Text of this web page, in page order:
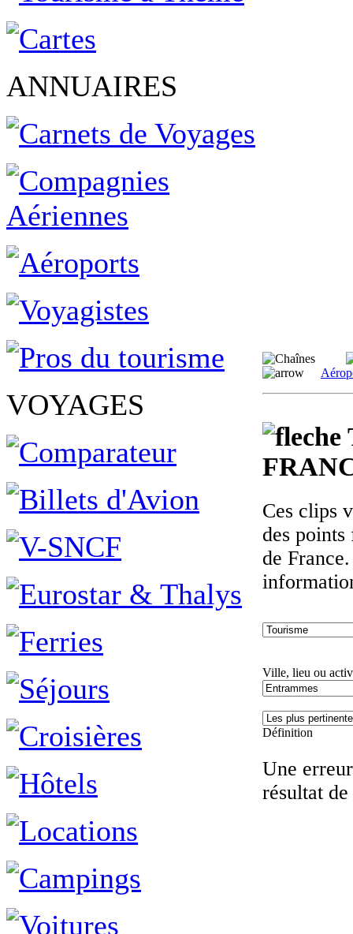
ANNUAIRES
VOYAGES
Ces clips
des
de
Ville, lieu ou
Définition
Une
résultat